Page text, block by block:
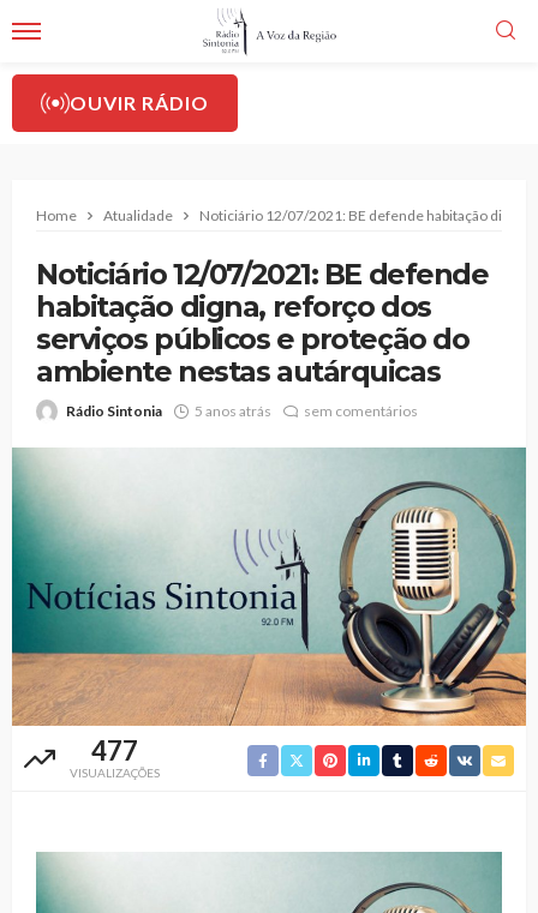
OUVIR RÁDIO
Home Atualidade Noticiário 12/07/2021: BE defende habitação
Noticiário 12/07/2021: BE defende
habitação digna, reforço dos
serviços públicos e proteção do
ambiente nestas autárquicas
Rádio Sintonia 5 anos atrás sem comentários
477
VISUALIZAÇÕES